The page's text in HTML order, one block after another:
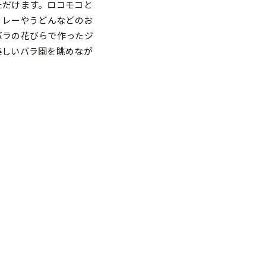
けます。ロコモコと
ーやうどんなどのお
の花びらで作ったジ
いバラ園を眺めなが